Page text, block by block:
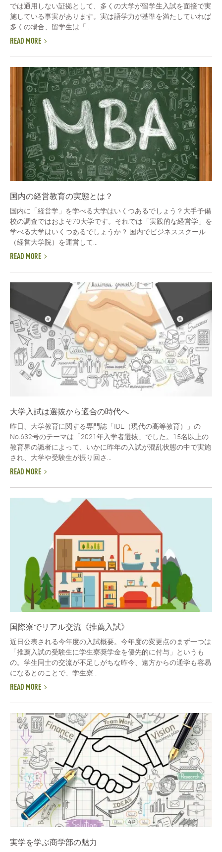
では通用しない証拠として、多くの大学が留学生入試を面接で実
施している事実があります。実は語学力が基準を満たしていれば
多くの場合、留学生は「...
READ MORE
国内の経営教育の実態とは？
国内に「経営学」を学べる大学はいくつあるでしょう？大手予備
校の調査ではおよそ70大学です。それでは「実践的な経営学」を
学べる大学はいくつあるでしょうか？ 国内でビジネススクール
（経営大学院）を運営して...
READ MORE
大学入試は選抜から適合の時代へ
昨日、大学教育に関する専門誌「IDE（現代の高等教育）」の
No.632号のテーマは「2021年入学者選抜」でした。15名以上の
教育界の識者によって、いかに昨年の入試が混乱状態の中で実施
され、大学や受験生が振り回さ...
READ MORE
国際寮でリアル交流《推薦入試》
近日公表される今年度の入試概要。今年度の変更点のまず一つは
「推薦入試の受験生に学生寮奨学金を優先的に付与」というも
の。学生同士の交流が不足しがちな昨今、遠方からの通学も容易
になるとのことで、学生寮...
READ MORE
実学を学ぶ商学部の魅力